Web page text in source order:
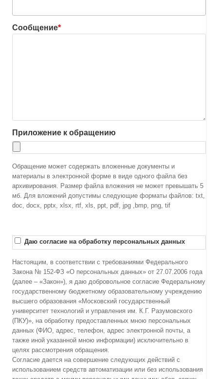
Сообщение*
Приложение к обращению
Обращение может содержать вложенные документы и
материалы в электронной форме в виде одного файла без
архивирования. Размер файла вложения не может превышать 5
мб. Для вложений допустимы следующие форматы файлов: txt,
doc, docx, pptx, xlsx, rtf, xls, ppt, pdf, jpg ,bmp, png, tif
Даю согласие на обработку персональных данных
Настоящим, в соответствии с требованиями Федерального
Закона № 152-ФЗ «О персональных данных» от 27.07.2006 года
(далее – «Закон»), я даю добровольное согласие Федеральному
государственному бюджетному образовательному учреждению
высшего образования «Московский государственный
университет технологий и управления им. К.Г. Разумовского
(ПКУ)», на обработку предоставленных мною персональных
данных (ФИО, адрес, телефон, адрес электронной почты, а
также иной указанной мною информации) исключительно в
целях рассмотрения обращения.
Согласие дается на совершение следующих действий с
использованием средств автоматизации или без использования